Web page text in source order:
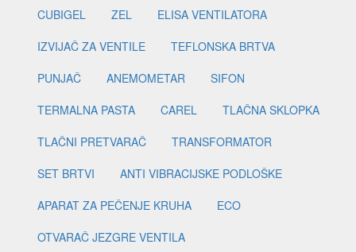
CUBIGEL
ZEL
ELISA VENTILATORA
IZVIJAČ ZA VENTILE
TEFLONSKA BRTVA
PUNJAČ
ANEMOMETAR
SIFON
TERMALNA PASTA
CAREL
TLAČNA SKLOPKA
TLAČNI PRETVARAČ
TRANSFORMATOR
SET BRTVI
ANTI VIBRACIJSKE PODLOŠKE
APARAT ZA PEČENJE KRUHA
ECO
OTVARAČ JEZGRE VENTILA